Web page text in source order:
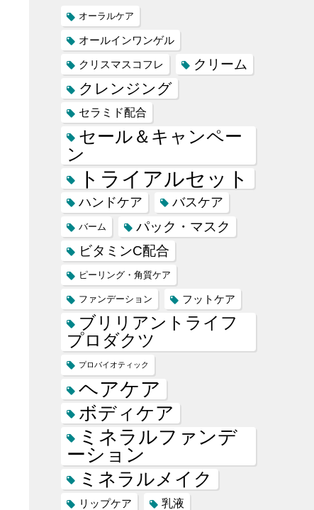
オーラルケア
オールインワンゲル
クリスマスコフレ
クリーム
クレンジング
セラミド配合
セール＆キャンペー
ン
トライアルセット
ハンドケア バスケア
バーム
パック・マスク
ビタミンC配合
ピーリング・角質ケア
ファンデーション フットケア
ブリリアントライフ
プロダクツ
プロバイオティック
ヘアケア
ボディケア
ミネラルファンデ
ーション
ミネラルメイク
リップケア 乳液